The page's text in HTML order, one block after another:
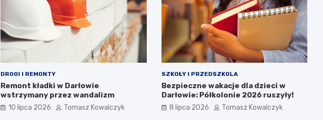
DROGI I REMONTY
Remont kładki w Darłowie
wstrzymany przez wandalizm
10 lipca 2026 Tomasz Kowalczyk
SZKOŁY I PRZEDSZKOLA
Bezpieczne wakacje dla dzieci w
Darłowie: Półkolonie 2026 ruszyły!
8 lipca 2026 Tomasz Kowalczyk